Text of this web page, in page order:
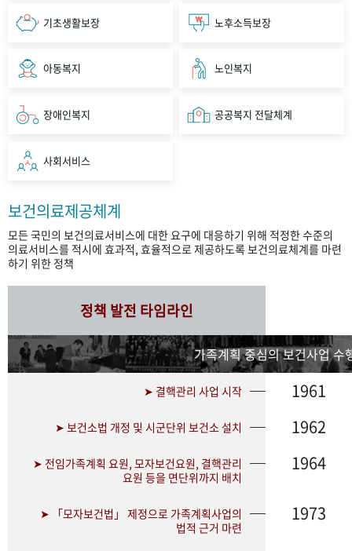
기초생활보장 노후소득보장
아동복지 노인복지
장애인복지 공공복지 전달체계
사회서비스
보건의료제공체계
모든 국민의 보건의료서비스에 대한 요구에 대응하기 위해 적정한 수준의
의료서비스를 적시에 효과적, 효율적으로 제공하도록 보건의료체계를 마련
하기 위한 정책
정책 발전 타임라인
가족계획 중심의 보건사업 수
➤ 결핵관리 사업 시작 1961
➤ 보건소법 개정 및 시군단위 보건소 설치 1962
➤ 전임가족계획 요원, 모자보건요원, 결핵관리
요원 등을 면단위까지 배치
1964
➤ 「모자보건법」 제정으로 가족계획사업의
법적 근거 마련
1973